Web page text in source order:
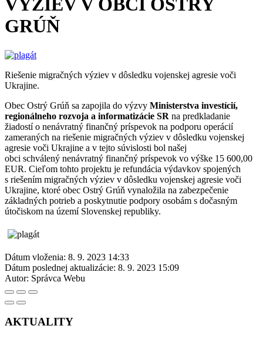
GRÚŇ
Riešenie migračných výziev v dôsledku vojenskej agresie voči
Ukrajine.
Obec Ostrý Grúň sa zapojila do výzvy Ministerstva investícií,
regionálneho rozvoja a informatizácie SR na predkladanie
žiadostí o nenávratný finančný príspevok na podporu operácií
zameraných na riešenie migračných výziev v dôsledku vojenskej
agresie voči Ukrajine a v tejto súvislosti bol našej
obci schválený nenávratný finančný príspevok vo výške 15 600,00
EUR. Cieľom tohto projektu je refundácia výdavkov spojených
s riešením migračných výziev v dôsledku vojenskej agresie voči
Ukrajine, ktoré obec Ostrý Grúň vynaložila na zabezpečenie
základných potrieb a poskytnutie podpory osobám s dočasným
útočiskom na území Slovenskej republiky.
Dátum vloženia: 8. 9. 2023 14:33
Dátum poslednej aktualizácie: 8. 9. 2023 15:09
Autor: Správca Webu
AKTUALITY